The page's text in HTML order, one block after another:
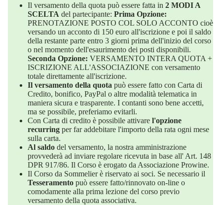
Il versamento della quota può essere fatta in 2 MODI A
SCELTA del partecipante: Prima Opzione:
PRENOTAZIONE POSTO COL SOLO ACCONTO cioè
versando un acconto di 150 euro all'iscrizione e poi il saldo
della restante parte entro 3 giorni prima dell'inizio del corso
o nel momento dell'esaurimento dei posti disponibili.
Seconda Opzione: VERSAMENTO INTERA QUOTA +
ISCRIZIONE ALL'ASSOCIAZIONE con versamento
totale direttamente all'iscrizione.
Il versamento della quota può essere fatto con Carta di
Credito, bonifico, PayPal o altre modalità telematica in
maniera sicura e trasparente. I contanti sono bene accetti,
ma se possibile, preferiamo evitarli.
Con Carta di credito è possibile attivare l'opzione
recurring per far addebitare l'importo della rata ogni mese
sulla carta.
Al saldo del versamento, la nostra amministrazione
provvederà ad inviare regolare ricevuta in base all' Art. 148
DPR 917/86. Il Corso è erogato da Associazione Prowine.
Il Corso da Sommelier è riservato ai soci. Se necessario il
Tesseramento può essere fatto/rinnovato on-line o
comodamente alla prima lezione del corso previo
versamento della quota associativa.